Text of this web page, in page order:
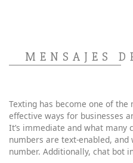
MENSAJES
Texting has become one of
effective ways for businesses
It’s immediate and what many
numbers are text-enabled, and
number. Additionally, chat bot